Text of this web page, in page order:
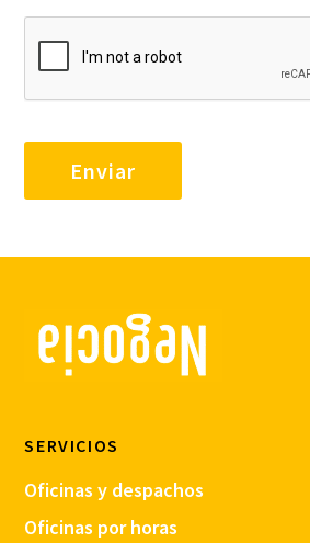
SERVICIOS
Oficinas y despachos
Oficinas por horas